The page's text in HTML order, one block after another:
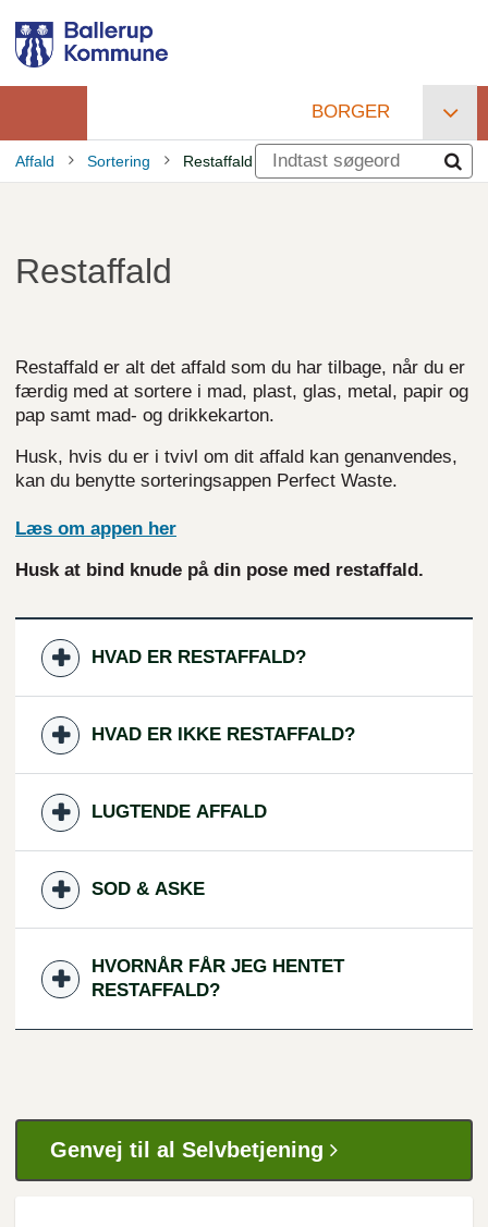
hovedindhold
Primær
navigation
BORGER
Affald Sortering Restaffald
Restaffald
Restaffald er alt det affald som du har tilbage, når du er
færdig med at sortere i mad, plast, glas, metal, papir og
pap samt mad- og drikkekarton.
Husk, hvis du er i tvivl om dit affald kan genanvendes,
kan du benytte sorteringsappen Perfect Waste.
Læs om appen her
Husk at bind knude på din pose med restaffald.
HVAD ER RESTAFFALD?
HVAD ER IKKE RESTAFFALD?
LUGTENDE AFFALD
SOD & ASKE
HVORNÅR FÅR JEG HENTET
RESTAFFALD?
Genvej til al Selvbetjening